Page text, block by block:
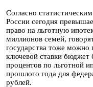
Согласно
России сегодня
право на льготную
миллионов семей,
государства тоже
ключевой ставки бюджет
процентов по льготной
прошлого года для
рублей.